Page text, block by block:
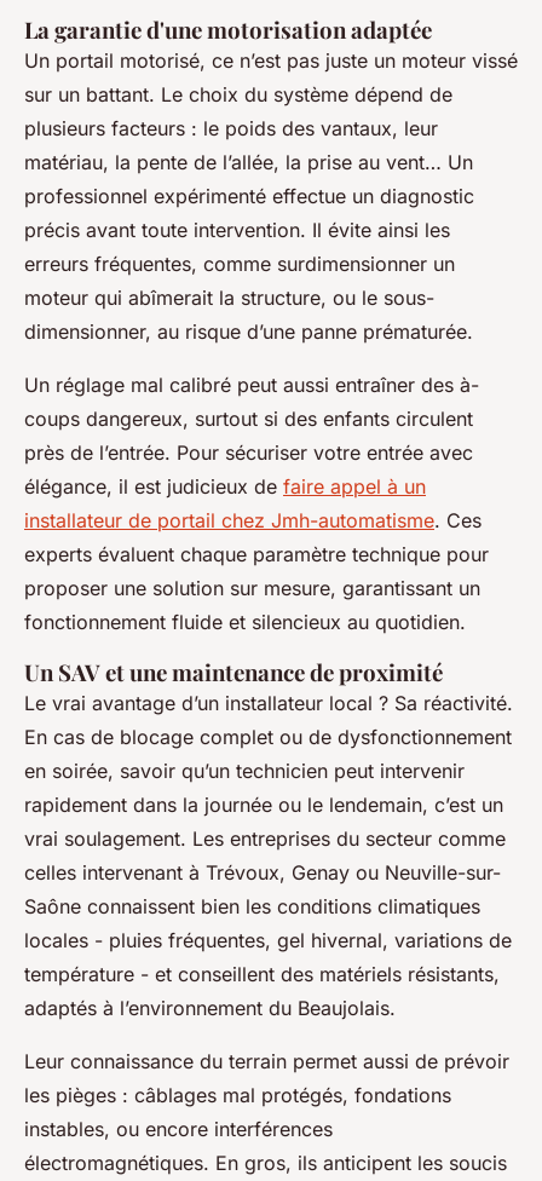
La garantie d'une motorisation adaptée
Un portail motorisé, ce n’est pas juste un moteur vissé
sur un battant. Le choix du système dépend de
plusieurs facteurs : le poids des vantaux, leur
matériau, la pente de l’allée, la prise au vent… Un
professionnel expérimenté effectue un diagnostic
précis avant toute intervention. Il évite ainsi les
erreurs fréquentes, comme surdimensionner un
moteur qui abîmerait la structure, ou le sous-
dimensionner, au risque d’une panne prématurée.
Un réglage mal calibré peut aussi entraîner des à-
coups dangereux, surtout si des enfants circulent
près de l’entrée. Pour sécuriser votre entrée avec
élégance, il est judicieux de faire appel à un
installateur de portail chez Jmh-automatisme. Ces
experts évaluent chaque paramètre technique pour
proposer une solution sur mesure, garantissant un
fonctionnement fluide et silencieux au quotidien.
Un SAV et une maintenance de proximité
Le vrai avantage d’un installateur local ? Sa réactivité.
En cas de blocage complet ou de dysfonctionnement
en soirée, savoir qu’un technicien peut intervenir
rapidement dans la journée ou le lendemain, c’est un
vrai soulagement. Les entreprises du secteur comme
celles intervenant à Trévoux, Genay ou Neuville-sur-
Saône connaissent bien les conditions climatiques
locales - pluies fréquentes, gel hivernal, variations de
température - et conseillent des matériels résistants,
adaptés à l’environnement du Beaujolais.
Leur connaissance du terrain permet aussi de prévoir
les pièges : câblages mal protégés, fondations
instables, ou encore interférences
électromagnétiques. En gros, ils anticipent les soucis